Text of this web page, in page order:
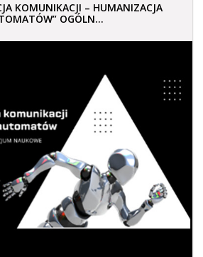
KOMUNIKACJI – HUMANIZACJA
OGÓLN...